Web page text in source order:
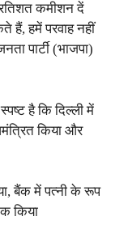
कमीशन दें
हमें परवाह नहीं
पार्टी (भाजपा)
है कि दिल्ली में
किया और
बैंक में पत्नी के रूप
किया